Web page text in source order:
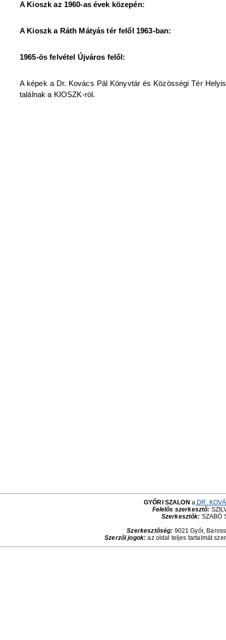
A Kioszk az 1960-as évek közepén:
A Kioszk a Ráth Mátyás tér felől 1963-ban:
1965-ös felvétel Újváros felől:
A képek a Dr. Kovács Pál Könyvtár és Közösségi Tér
találnak a KIOSZK-ról.
GYŐRI SZALON a DR.
Felelős szerkesztő:
Szerkesztők: SZABÓ
Szerkesztőség: 9021 Győr,
Szerzői jogok: az oldal teljes tartalmát